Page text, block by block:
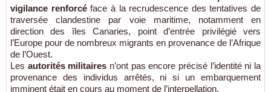
vigilance renforcéface à la recrudescence des tentatives de
traversée clandestine par voie maritime, notamment en
direction des îles Canaries, point d’entrée privilégié vers
l’Europe pour de nombreux migrants en provenance de l’Afrique
de l’Ouest.
Les autorités militaires n’ont pas encore précisé l’identité ni la
provenance des individus arrêtés, ni si un embarquement
imminent était en cours au moment de l’interpellation.